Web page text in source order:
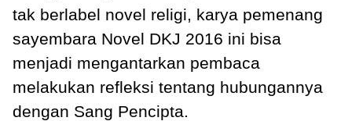
tak berlabel novel religi, karya pemenang
sayembara Novel DKJ 2016 ini bisa
menjadi mengantarkan pembaca
melakukan refleksi tentang hubungannya
dengan Sang Pencipta.